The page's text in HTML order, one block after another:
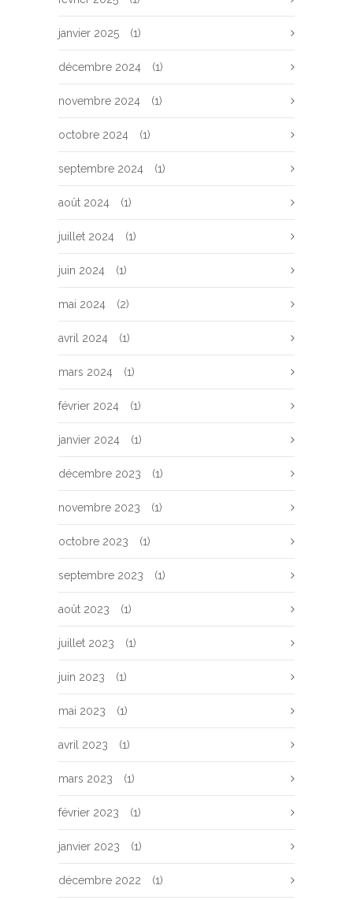
janvier 2025 (1)
décembre 2024 (1)
novembre 2024 (1)
octobre 2024 (1)
septembre 2024 (1)
août 2024 (1)
juillet 2024 (1)
juin 2024 (1)
mai 2024 (2)
avril 2024 (1)
mars 2024 (1)
février 2024 (1)
janvier 2024 (1)
décembre 2023 (1)
novembre 2023 (1)
octobre 2023 (1)
septembre 2023 (1)
août 2023 (1)
juillet 2023 (1)
juin 2023 (1)
mai 2023 (1)
avril 2023 (1)
mars 2023 (1)
février 2023 (1)
janvier 2023 (1)
décembre 2022 (1)